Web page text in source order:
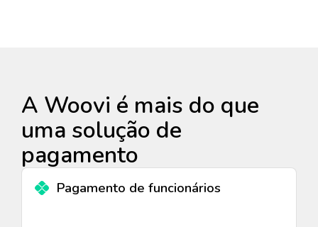
A Woovi é mais do que
uma solução de
pagamento
Pagamento de funcionários